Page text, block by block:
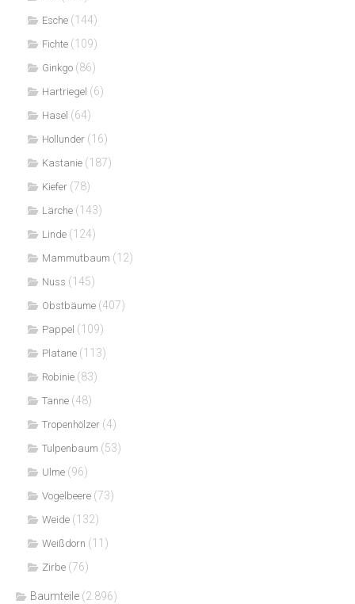
Esche (144)
Fichte (109)
Ginkgo (86)
Hartriegel (6)
Hasel (64)
Hollunder (16)
Kastanie (187)
Kiefer (78)
Lärche (143)
Linde (124)
Mammutbaum (12)
Nuss (145)
Obstbäume (407)
Pappel (109)
Platane (113)
Robinie (83)
Tanne (48)
Tropenhölzer (4)
Tulpenbaum (53)
Ulme (96)
Vogelbeere (73)
Weide (132)
Weißdorn (11)
Zirbe (76)
Baumteile (2.896)